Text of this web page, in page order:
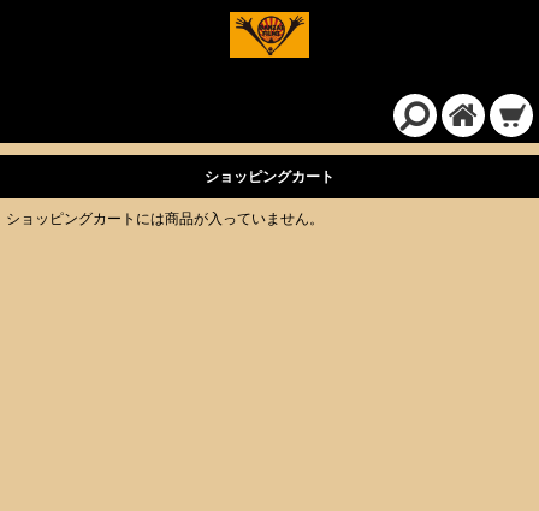
ショッピングカート
ショッピングカートには商品が入っていません。